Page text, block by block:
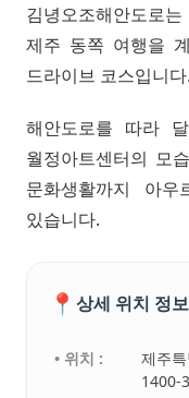
김녕오조해안도로
제주 동쪽 여행을
드라이브 코스입니다.
해안도로를 따라
월정아트센터의 모
문화생활까지 아
있습니다.
📍 상세 위치 정보
• 위치 :
제주
1400-